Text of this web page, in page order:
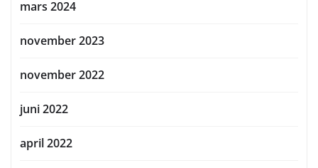
mars 2024
november 2023
november 2022
juni 2022
april 2022